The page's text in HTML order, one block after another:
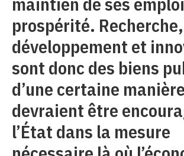
prospérité. Recherche,
développement et
sont donc des biens
d’une certaine
devraient être
l’État dans la mesure